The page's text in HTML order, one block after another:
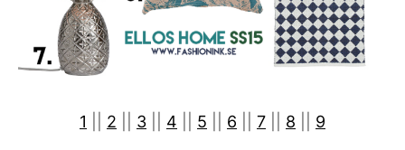
1 2 3 4 5 6 7 8 9